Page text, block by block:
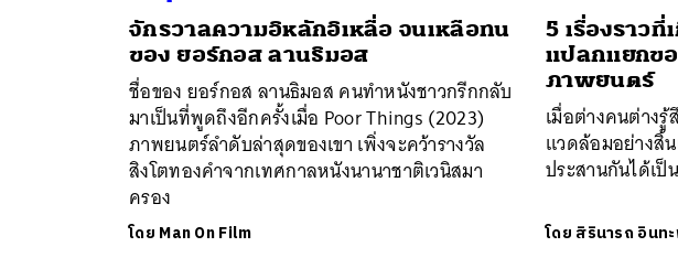
จักรวาลความอิหลักอิเหลื่อ จนเหลือทน
ของ ยอร์กอส ลานธิมอส
ชื่อของ ยอร์กอส ลานธิมอส คนทำหนังชาวกรีกกลับ
มาเป็นที่พูดถึงอีกครั้งเมื่อ Poor Things (2023)
ภาพยนตร์ลำดับล่าสุดของเขา เพิ่งจะคว้ารางวัล
สิงโตทองคำจากเทศกาลหนังนานาชาติเวนิสมา
ครอง
โดย Man On Film
5 เรื่องราวที่
แปลกแยกข
ภาพยนตร์
เมื่อต่างคนต่าง
แวดล้อมอย่างสิ้น
ประสานกันได้เป็
โดย สิรินารถ อินท
SHARE